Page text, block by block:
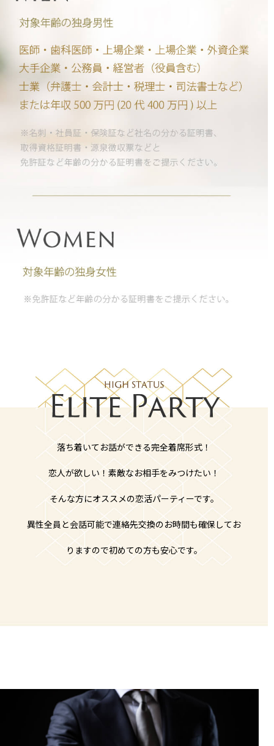
落ち着いてお話ができる完全着席形式！
恋人が欲しい！素敵なお相手をみつけたい！
そんな方にオススメの恋活パーティーです。
異性全員と会話可能で連絡先交換のお時間も確保してお
りますので初めての方も安心です。